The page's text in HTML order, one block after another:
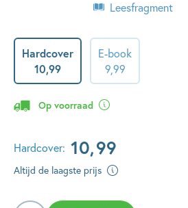
Leesfragment
Hardcover
10,99
E-book
9,99
Op voorraad
Hardcover: 10,99
Altijd de laagste prijs